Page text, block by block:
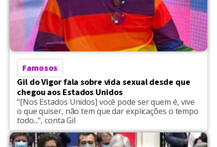
Famosos
Gil do Vigor fala sobre vida sexual desde que
chegou aos Estados Unidos
“[Nos Estados Unidos] você pode ser quem é, vive
o que quiser, não tem que dar explicações o tempo
todo...", conta Gil